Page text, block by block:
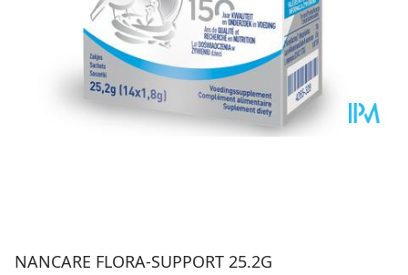
NANCARE FLORA-SUPPORT 25.2G